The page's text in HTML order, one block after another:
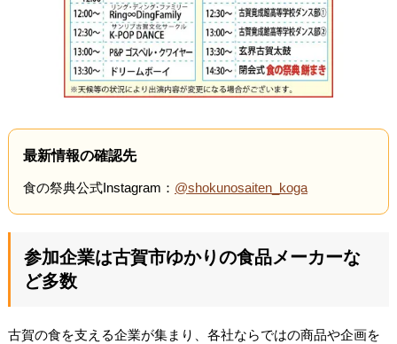
最新情報の確認先
食の祭典公式Instagram： @shokunosaiten_koga
参加企業は古賀市ゆかりの食品メーカーな
ど多数
古賀の食を支える企業が集まり、各社ならではの商品や企画を